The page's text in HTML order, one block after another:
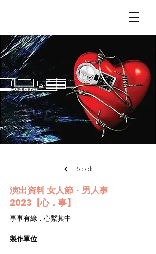
Back
演出資料 女人節・男人事
2023【心．事】
事事有緣，心繫其中
製作單位